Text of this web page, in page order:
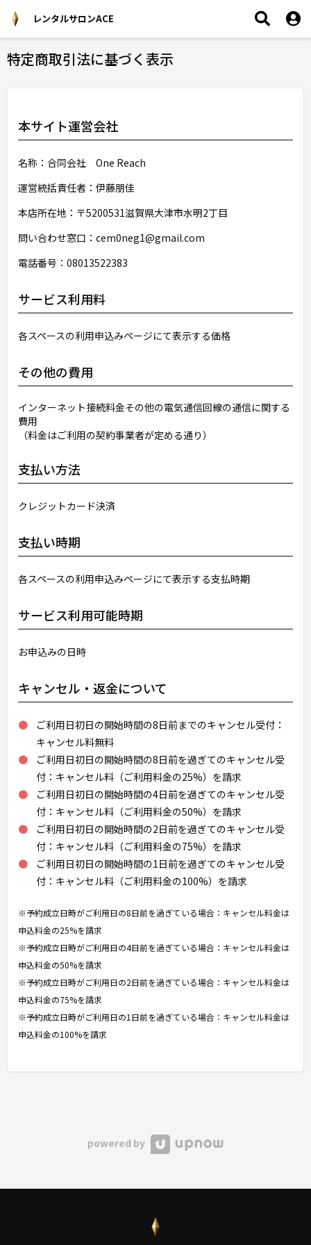
レンタルサロンACE
特定商取引法に基づく表示
本サイト運営会社
名称：合同会社 One Reach
運営統括責任者：伊藤朋佳
本店所在地：〒5200531滋賀県大津市水明2丁目
問い合わせ窓口：cem0neg1@gmail.com
電話番号：08013522383
サービス利用料
各スペースの利用申込みページにて表示する価格
その他の費用
インターネット接続料金その他の電気通信回線の通信に関する
費用
（料金はご利用の契約事業者が定める通り）
支払い方法
クレジットカード決済
支払い時期
各スペースの利用申込みページにて表示する支払時期
サービス利用可能時期
お申込みの日時
キャンセル・返金について
ご利用日初日の開始時間の8日前までのキャンセル受付：
キャンセル料無料
ご利用日初日の開始時間の8日前を過ぎてのキャンセル受
付：キャンセル料（ご利用料金の25%）を請求
ご利用日初日の開始時間の4日前を過ぎてのキャンセル受
付：キャンセル料（ご利用料金の50%）を請求
ご利用日初日の開始時間の2日前を過ぎてのキャンセル受
付：キャンセル料（ご利用料金の75%）を請求
ご利用日初日の開始時間の1日前を過ぎてのキャンセル受
付：キャンセル料（ご利用料金の100%）を請求
※予約成立日時がご利用日の8日前を過ぎている場合：キャンセル料金は
申込料金の25%を請求
※予約成立日時がご利用日の4日前を過ぎている場合：キャンセル料金は
申込料金の50%を請求
※予約成立日時がご利用日の2日前を過ぎている場合：キャンセル料金は
申込料金の75%を請求
※予約成立日時がご利用日の1日前を過ぎている場合：キャンセル料金は
申込料金の100%を請求
powered by